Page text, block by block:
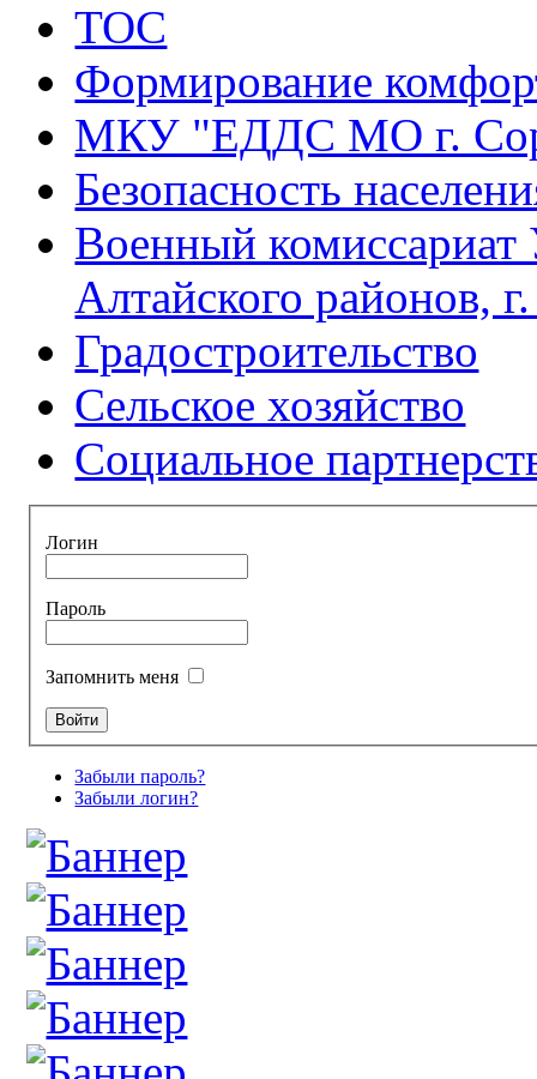
ТОС
Формирование
МКУ "ЕДДС МО г.
Безопасность
Военный комиссариат
Алтайского районов,
Градостроительство
Сельское хозяйство
Социальное
Логин
Пароль
Запомнить меня
Забыли пароль?
Забыли логин?